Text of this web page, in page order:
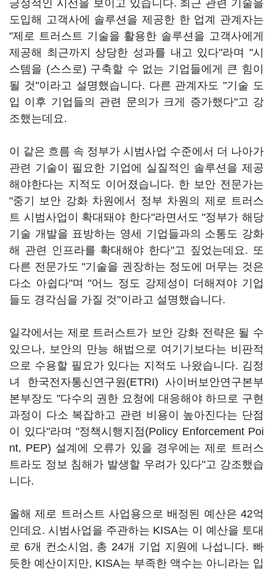
긍정적인 시선을 보이고 있습니다. 최근 관련 기술을
도입해 고객사에 솔루션을 제공한 한 업계 관계자는
"제로 트러스트 기술을 활용한 솔루션을 고객사에게
제공해 최근까지 상당한 성과를 내고 있다"라며 "시
스템을 (스스로) 구축할 수 없는 기업들에게 큰 힘이
될 것"이라고 설명했습니다. 다른 관계자도 "기술 도
입 이후 기업들의 관련 문의가 크게 증가했다"고 강
조했는데요.
이 같은 흐름 속 정부가 시범사업 수준에서 더 나아가
관련 기술이 필요한 기업에 실질적인 솔루션을 제공
해야한다는 지적도 이어졌습니다. 한 보안 전문가는
"중기 보안 강화 차원에서 정부 차원의 제로 트러스
트 시범사업이 확대돼야 한다"라면서도 "정부가 해당
기술 개발을 표방하는 영세 기업들과의 소통도 강화
해 관련 인프라를 확대해야 한다"고 짚었는데요. 또
다른 전문가도 "기술을 권장하는 정도에 머무는 것은
다소 아쉽다"며 "어느 정도 강제성이 더해져야 기업
들도 경각심을 가질 것"이라고 설명했습니다.
일각에서는 제로 트러스트가 보안 강화 전략은 될 수
있으나, 보안의 만능 해법으로 여기기보다는 비판적
으로 수용할 필요가 있다는 지적도 나왔습니다. 김정
녀 한국전자통신연구원(ETRI) 사이버보안연구본부
본부장도 "다수의 권한 요청에 대응해야 하므로 구현
과정이 다소 복잡하고 관련 비용이 높아진다는 단점
이 있다"라며 "정책시행지점(Policy Enforcement Poi
nt, PEP) 설계에 오류가 있을 경우에는 제로 트러스
트라도 정보 침해가 발생할 우려가 있다"고 강조했습
니다.
올해 제로 트러스트 사업용으로 배정된 예산은 42억
인데요. 시범사업을 주관하는 KISA는 이 예산을 토대
로 6개 컨소시엄, 총 24개 기업 지원에 나섭니다. 빠
듯한 예산이지만, KISA는 부족한 액수는 아니라는 입